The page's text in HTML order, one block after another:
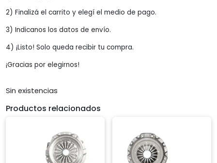
2) Finalizá el carrito y elegí el medio de pago.
3) Indicanos los datos de envío.
4) ¡Listo! Solo queda recibir tu compra.
¡Gracias por elegirnos!
Sin existencias
Productos relacionados